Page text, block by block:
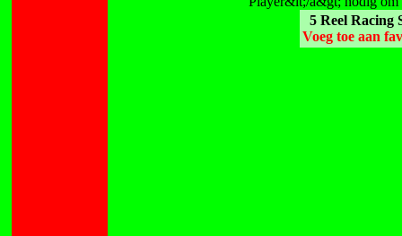
5 Reel Racing
Voeg toe aan